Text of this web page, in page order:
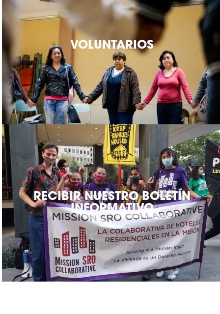
VOLUNTARIOS
RECIBIR NUESTRO BOLETÍN
INFORMATIVO